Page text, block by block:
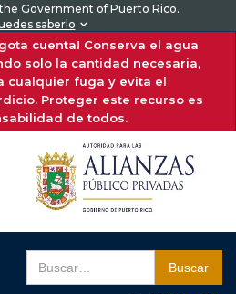
Government of Puerto Rico.
saberlo 
gota cuenta! Conserva el agua
solo la cantidad necesaria,
cualquier fuga y evita el
Proteger este recurso es
de todos.